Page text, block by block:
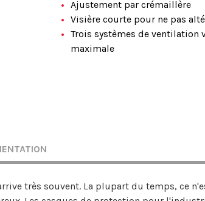
Ajustement par crémaillère
Visière courte pour ne pas
Trois systèmes de ventilation
maximale
très souvent. La plupart du temps, ce